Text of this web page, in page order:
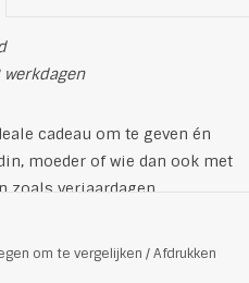
cadeau om te geven én
moeder of wie dan ook met
zoals verjaardagen,
om te vergelijken /Afdrukken